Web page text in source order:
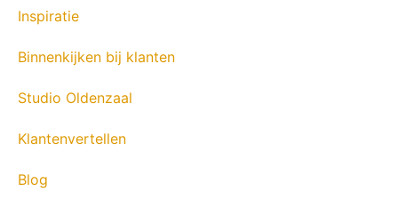
Inspiratie
Binnenkijken bij klanten
Studio Oldenzaal
Klantenvertellen
Blog